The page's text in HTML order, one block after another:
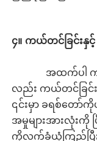
၄။ ကယ်တင်ခြင်းနှ
အထက်ပါ ကယ်တ
လည်း ကယ်တင်ခြင်း
၎င်းမှာ ခရစ်တေ
အမှုများအားလုံးကို ပ
ကိုလက်ခံယုံကြည်ပြီ